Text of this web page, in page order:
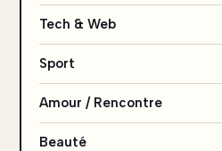
Tech & Web
Sport
Amour / Rencontre
Beauté